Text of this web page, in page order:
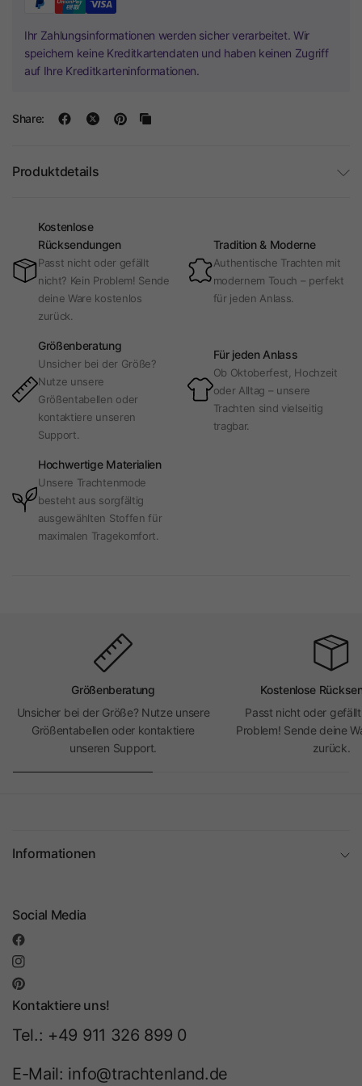
Ihr Zahlungsinformationen werden sicher verarbeitet. Wir
speichern keine Kreditkartendaten und haben keinen Zugriff
auf Ihre Kreditkarteninformationen.
Share:
Produktdetails
Kostenlose
Rücksendungen
Passt nicht oder gefällt
nicht? Kein Problem! Sende
deine Ware kostenlos
zurück.
Tradition & Moderne
Authentische Trachten mit
modernem Touch – perfekt
für jeden Anlass.
Größenberatung
Unsicher bei der Größe?
Nutze unsere
Größentabellen oder
kontaktiere unseren
Support.
Für jeden Anlass
Ob Oktoberfest, Hochzeit
oder Alltag – unsere
Trachten sind vielseitig
tragbar.
Hochwertige Materialien
Unsere Trachtenmode
besteht aus sorgfältig
ausgewählten Stoffen für
maximalen Tragekomfort.
Größenberatung
Unsicher bei der Größe? Nutze unsere
Größentabellen oder kontaktiere
unseren Support.
Kostenlose
Passt nicht oder
Problem! Sende deine
zurück.
Informationen
Social Media
Kontaktiere uns!
Tel.: +49 911 326 899 0
E-Mail: info@trachtenland.de